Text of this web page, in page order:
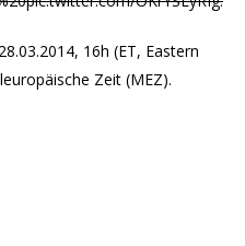
16h (ET, Eastern
Zeit (MEZ).